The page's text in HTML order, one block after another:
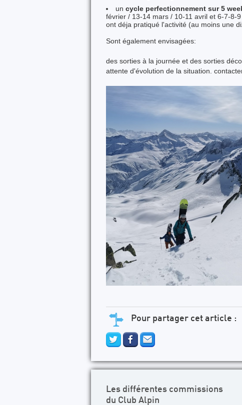
uncycle perfectionnement sur 5
février / 13-14 mars / 10-11 avril et 6-7-8-
ont déja pratiqué l'activité (au moins une
Sont également envisagées:
des sorties à la journée et des sorties
attente d'évolution de la situation.
Pour partager cet article :
Les différentes commissions
du Club Alpin